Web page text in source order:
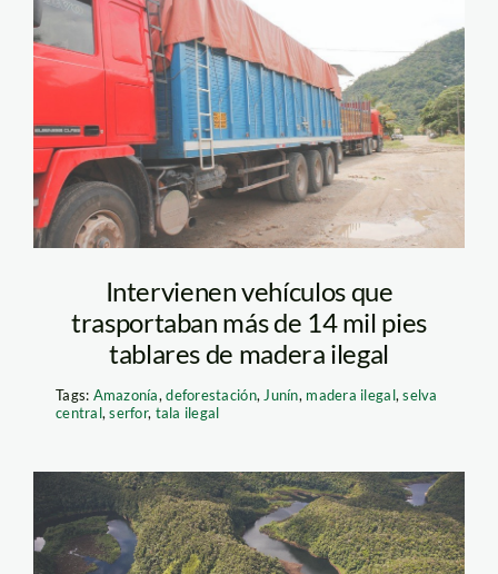
madera-ilegal-serfor
Intervienen vehículos que
trasportaban más de 14 mil pies
tablares de madera ilegal
Tags: Amazonía,deforestación, Junín, madera ilegal,selva
central,serfor, tala ilegal